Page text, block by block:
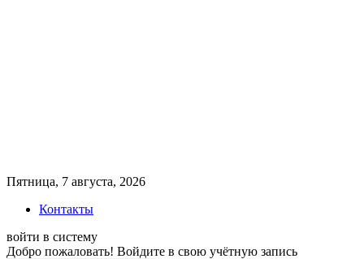
Пятница, 7 августа, 2026
Контакты
войти в систему
Добро пожаловать! Войдите в свою учётную запись